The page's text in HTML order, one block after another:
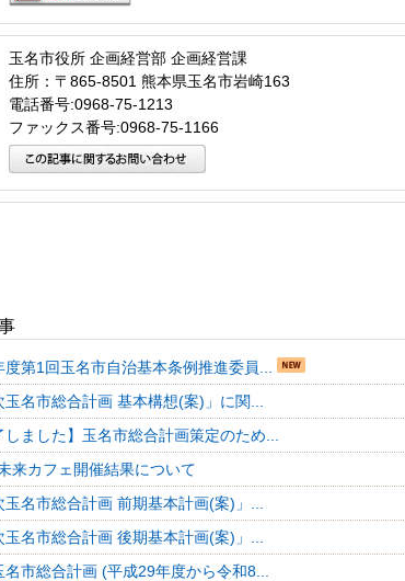
玉名市役所 企画経営部 企画経営課
住所：〒865-8501 熊本県玉名市岩崎163
電話番号:0968-75-1213
ファックス番号:0968-75-1166
度第1回玉名市自治基本条例推進委員...
玉名市総合計画 基本構想(案)」に関...
しました】玉名市総合計画策定のため...
来カフェ開催結果について
玉名市総合計画 前期基本計画(案)」...
玉名市総合計画 後期基本計画(案)」...
名市総合計画 (平成29年度から令和8...